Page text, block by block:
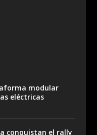
modular
eléctricas
conquistan el rally